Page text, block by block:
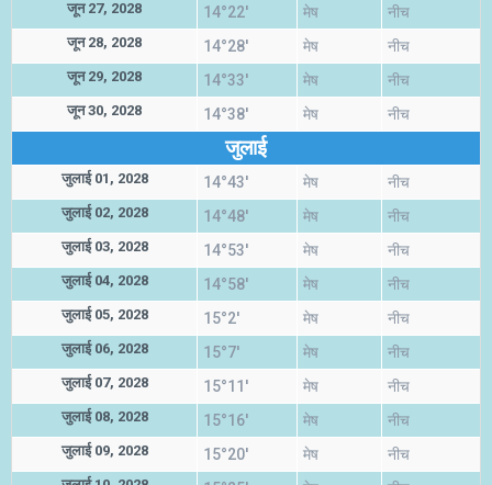
जून 27, 2028 14°22' मेष नीच
जून 28, 2028 14°28' मेष नीच
जून 29, 2028 14°33' मेष नीच
जून 30, 2028 14°38' मेष नीच
जुलाई
जुलाई 01, 2028 14°43' मेष नीच
जुलाई 02, 2028 14°48' मेष नीच
जुलाई 03, 2028 14°53' मेष नीच
जुलाई 04, 2028 14°58' मेष नीच
जुलाई 05, 2028 15°2' मेष नीच
जुलाई 06, 2028 15°7' मेष नीच
जुलाई 07, 2028 15°11' मेष नीच
जुलाई 08, 2028 15°16' मेष नीच
जुलाई 09, 2028 15°20' मेष नीच